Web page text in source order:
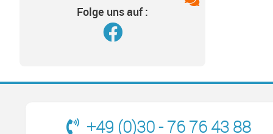
Folge uns auf :
+49 (0)30 - 76 76 43 88